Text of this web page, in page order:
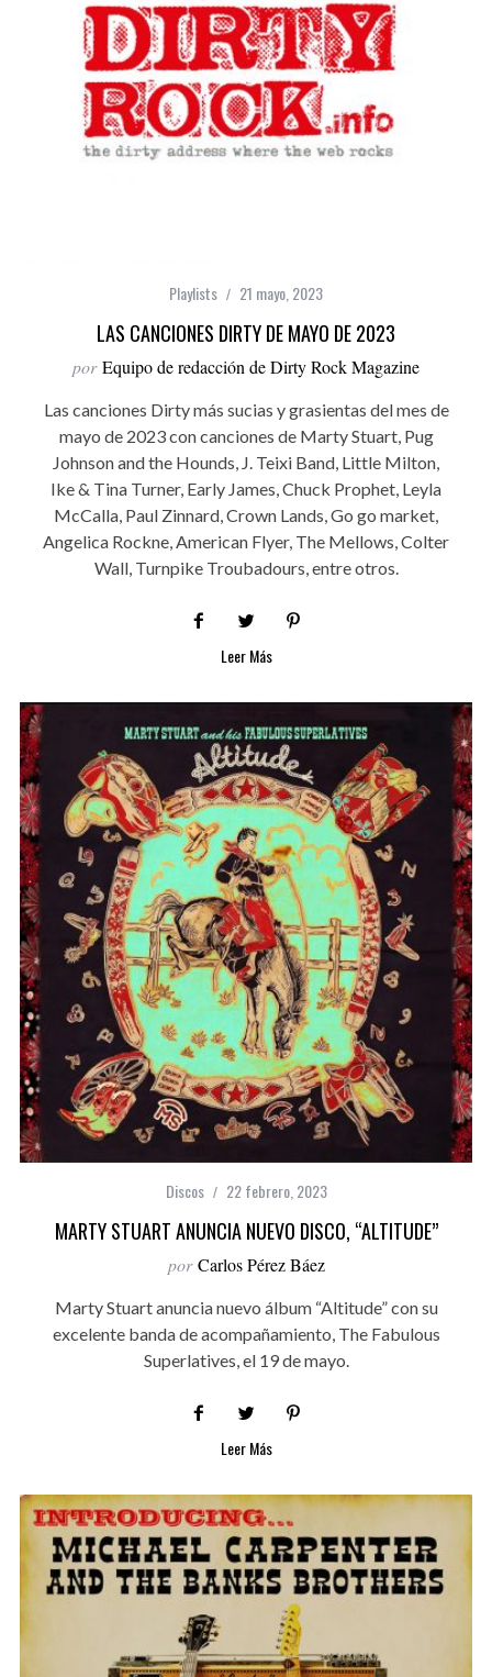
Playlists 21 mayo, 2023
LAS CANCIONES DIRTY DE MAYO DE 2023
por Equipo de redacción de Dirty Rock Magazine
Las canciones Dirty más sucias y grasientas del mes de
mayo de 2023 con canciones de Marty Stuart, Pug
Johnson and the Hounds, J. Teixi Band, Little Milton,
Ike & Tina Turner, Early James, Chuck Prophet, Leyla
McCalla, Paul Zinnard, Crown Lands, Go go market,
Angelica Rockne, American Flyer, The Mellows, Colter
Wall, Turnpike Troubadours, entre otros.
Leer Más
Discos 22 febrero, 2023
MARTY STUART ANUNCIA NUEVO DISCO, “ALTITUDE”
por Carlos Pérez Báez
Marty Stuart anuncia nuevo álbum “Altitude” con su
excelente banda de acompañamiento, The Fabulous
Superlatives, el 19 de mayo.
Leer Más